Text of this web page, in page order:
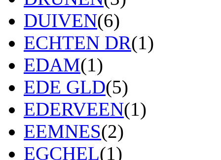
DUIVEN(6)
ECHTEN DR(1)
EDAM(1)
EDE GLD(5)
EDERVEEN(1)
EEMNES(2)
EGCHEL(1)